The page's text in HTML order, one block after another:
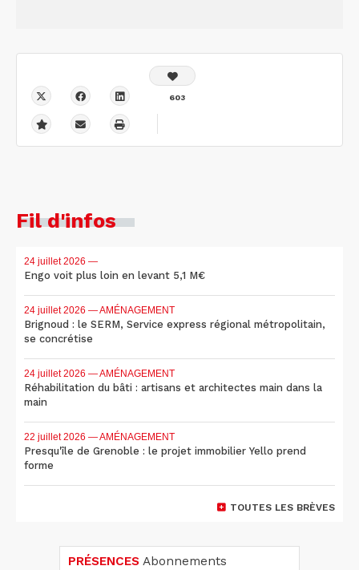
603
Fil d'infos
24 juillet 2026 —
Engo voit plus loin en levant 5,1 M€
24 juillet 2026 — AMÉNAGEMENT
Brignoud : le SERM, Service express régional métropolitain,
se concrétise
24 juillet 2026 — AMÉNAGEMENT
Réhabilitation du bâti : artisans et architectes main dans la
main
22 juillet 2026 — AMÉNAGEMENT
Presqu'île de Grenoble : le projet immobilier Yello prend
forme
TOUTES LES BRÈVES
PRÉSENCES Abonnements